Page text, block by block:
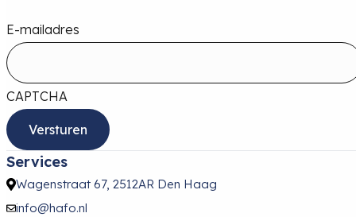
E-mailadres
CAPTCHA
Services
Wagenstraat 67, 2512AR Den Haag
info@hafo.nl